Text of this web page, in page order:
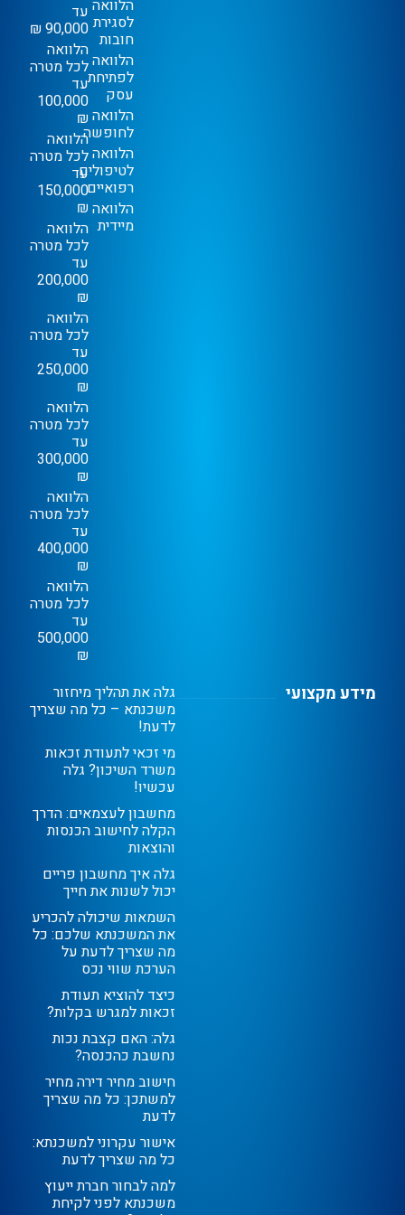
הלוואה
לסגירת
חובות
הלוואה
לפתיחת
עסק
הלוואה
לחופשה
הלוואה
לטיפולים
רפואיים
הלוואה
מיידית
עד
90,000 ₪
הלוואה
לכל מטרה
עד
100,000
₪
הלוואה
לכל מטרה
עד
150,000
₪
הלוואה
לכל מטרה
עד
200,000
₪
הלוואה
לכל מטרה
עד
250,000
₪
הלוואה
לכל מטרה
עד
300,000
₪
הלוואה
לכל מטרה
עד
400,000
₪
הלוואה
לכל מטרה
עד
500,000
₪
מידע מקצועי גלה את תהליך מיחזור
משכנתא – כל מה שצריך
לדעת!
מי זכאי לתעודת זכאות
משרד השיכון? גלה
עכשיו!
מחשבון לעצמאים: הדרך
הקלה לחישוב הכנסות
והוצאות
גלה איך מחשבון פריים
יכול לשנות את חייך
השמאות שיכולה להכריע
את המשכנתא שלכם: כל
מה שצריך לדעת על
הערכת שווי נכס
כיצד להוציא תעודת
זכאות למגרש בקלות?
גלה: האם קצבת נכות
נחשבת כהכנסה?
חישוב מחיר דירה מחיר
למשתכן: כל מה שצריך
לדעת
אישור עקרוני למשכנתא:
כל מה שצריך לדעת
למה לבחור חברת ייעוץ
משכנתא לפני לקיחת